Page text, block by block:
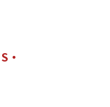
S ・